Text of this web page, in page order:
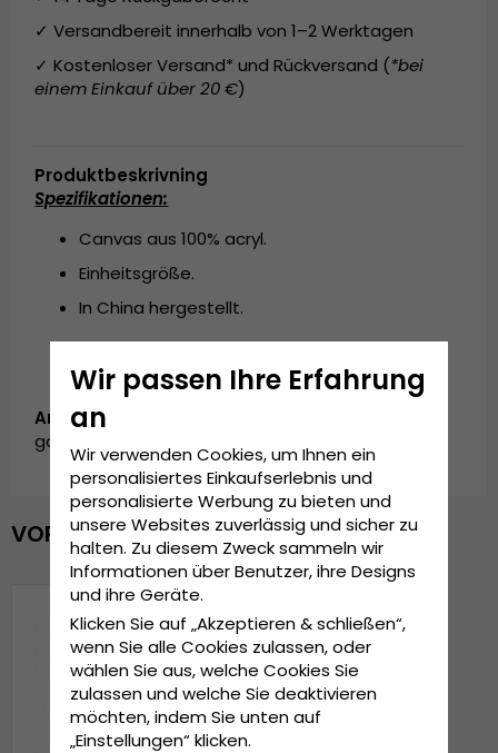
✓ Versandbereit innerhalb von 1–2 Werktagen
✓ Kostenloser Versand* und Rückversand (*bei
einem Einkauf über 20 €)
Produktbeskrivning
Spezifikationen:
Canvas aus 100% acryl.
Einheitsgröße.
In China hergestellt.
Artikelnummer:
garda.ESY0717235.5.malilla.knitted.set.white
VOR KURZEM ANGESEHEN
Wir passen Ihre Erfahrung
an
Wir verwenden Cookies, um Ihnen ein
personalisiertes Einkaufserlebnis und
personalisierte Werbung zu bieten und
unsere Websites zuverlässig und sicher zu
halten. Zu diesem Zweck sammeln wir
Informationen über Benutzer, ihre Designs
und ihre Geräte.
Klicken Sie auf „Akzeptieren & schließen“,
wenn Sie alle Cookies zulassen, oder
wählen Sie aus, welche Cookies Sie
zulassen und welche Sie deaktivieren
möchten, indem Sie unten auf
„Einstellungen“ klicken.